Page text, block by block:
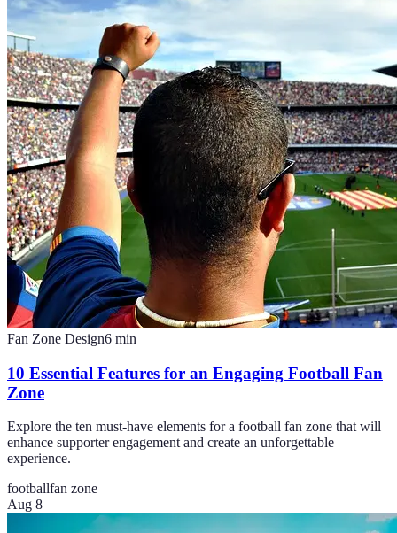
Fan Zone Design6 min
10 Essential Features for an Engaging Football Fan
Zone
Explore the ten must-have elements for a football fan zone that will
enhance supporter engagement and create an unforgettable
experience.
footballfan zone
Aug 8